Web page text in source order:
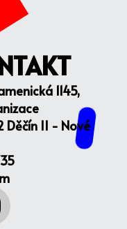
1145,
Děčín II - Nové